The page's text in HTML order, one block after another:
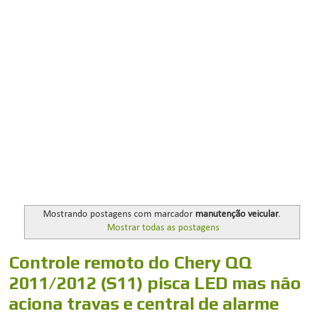
Mostrando postagens com marcador manutenção veicular.
Mostrar todas as postagens
Controle remoto do Chery QQ
2011/2012 (S11) pisca LED mas não
aciona travas e central de alarme